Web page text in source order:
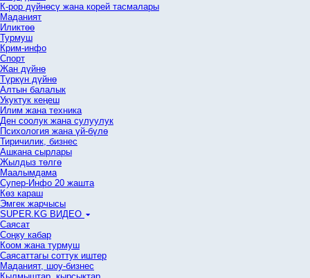
К-рор дүйнөсү жана корей тасмалары
Маданият
Иликтөө
Турмуш
Крим-инфо
Спорт
Жан дүйнө
Түркүн дүйнө
Алтын балалык
Укуктук кеӊеш
Илим жана техника
Ден соолук жана сулуулук
Психология жана үй-бүлө
Тиричилик, бизнес
Ашкана сырлары
Жылдыз төлгө
Маалымдама
Супер-Инфо 20 жашта
Көз караш
Эмгек жарчысы
SUPER.KG ВИДЕО
Саясат
Cоңку кабар
Коом жана турмуш
Саясаттагы соттук иштер
Маданият, шоу-бизнес